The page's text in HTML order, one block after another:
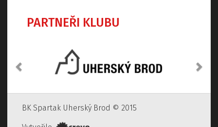
PARTNEŘI KLUBU
BK Spartak Uherský Brod © 2015